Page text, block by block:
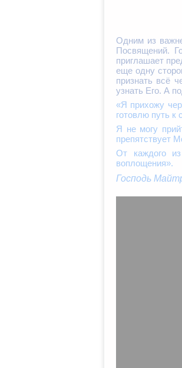
Одним из
Посвящений.
приглашает
еще одну
признать всё
узнать Его. А
«Я прихожу
готовлю путь
Я не могу
препятствует
От каждого
воплощения».
Господь